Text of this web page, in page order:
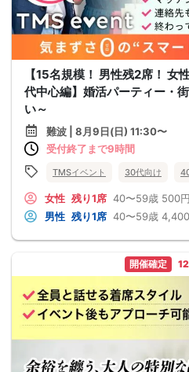
【15名規模！ 男性残2席！
代中心編】婚活パーティー・
い～
難波 | 8月9日(日) 11:30〜
受付終了まで9時間
TMSイベント 30代向け
女性 残り1席 40〜59歳 500円
男性 残り1席 40〜59歳
開催確定